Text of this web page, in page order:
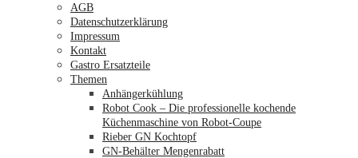
AGB
Datenschutzerklärung
Impressum
Kontakt
Gastro Ersatzteile
Themen
Anhängerkühlung
Robot Cook – Die professionelle kochende
Küchenmaschine von Robot-Coupe
Rieber GN Kochtopf
GN-Behälter Mengenrabatt